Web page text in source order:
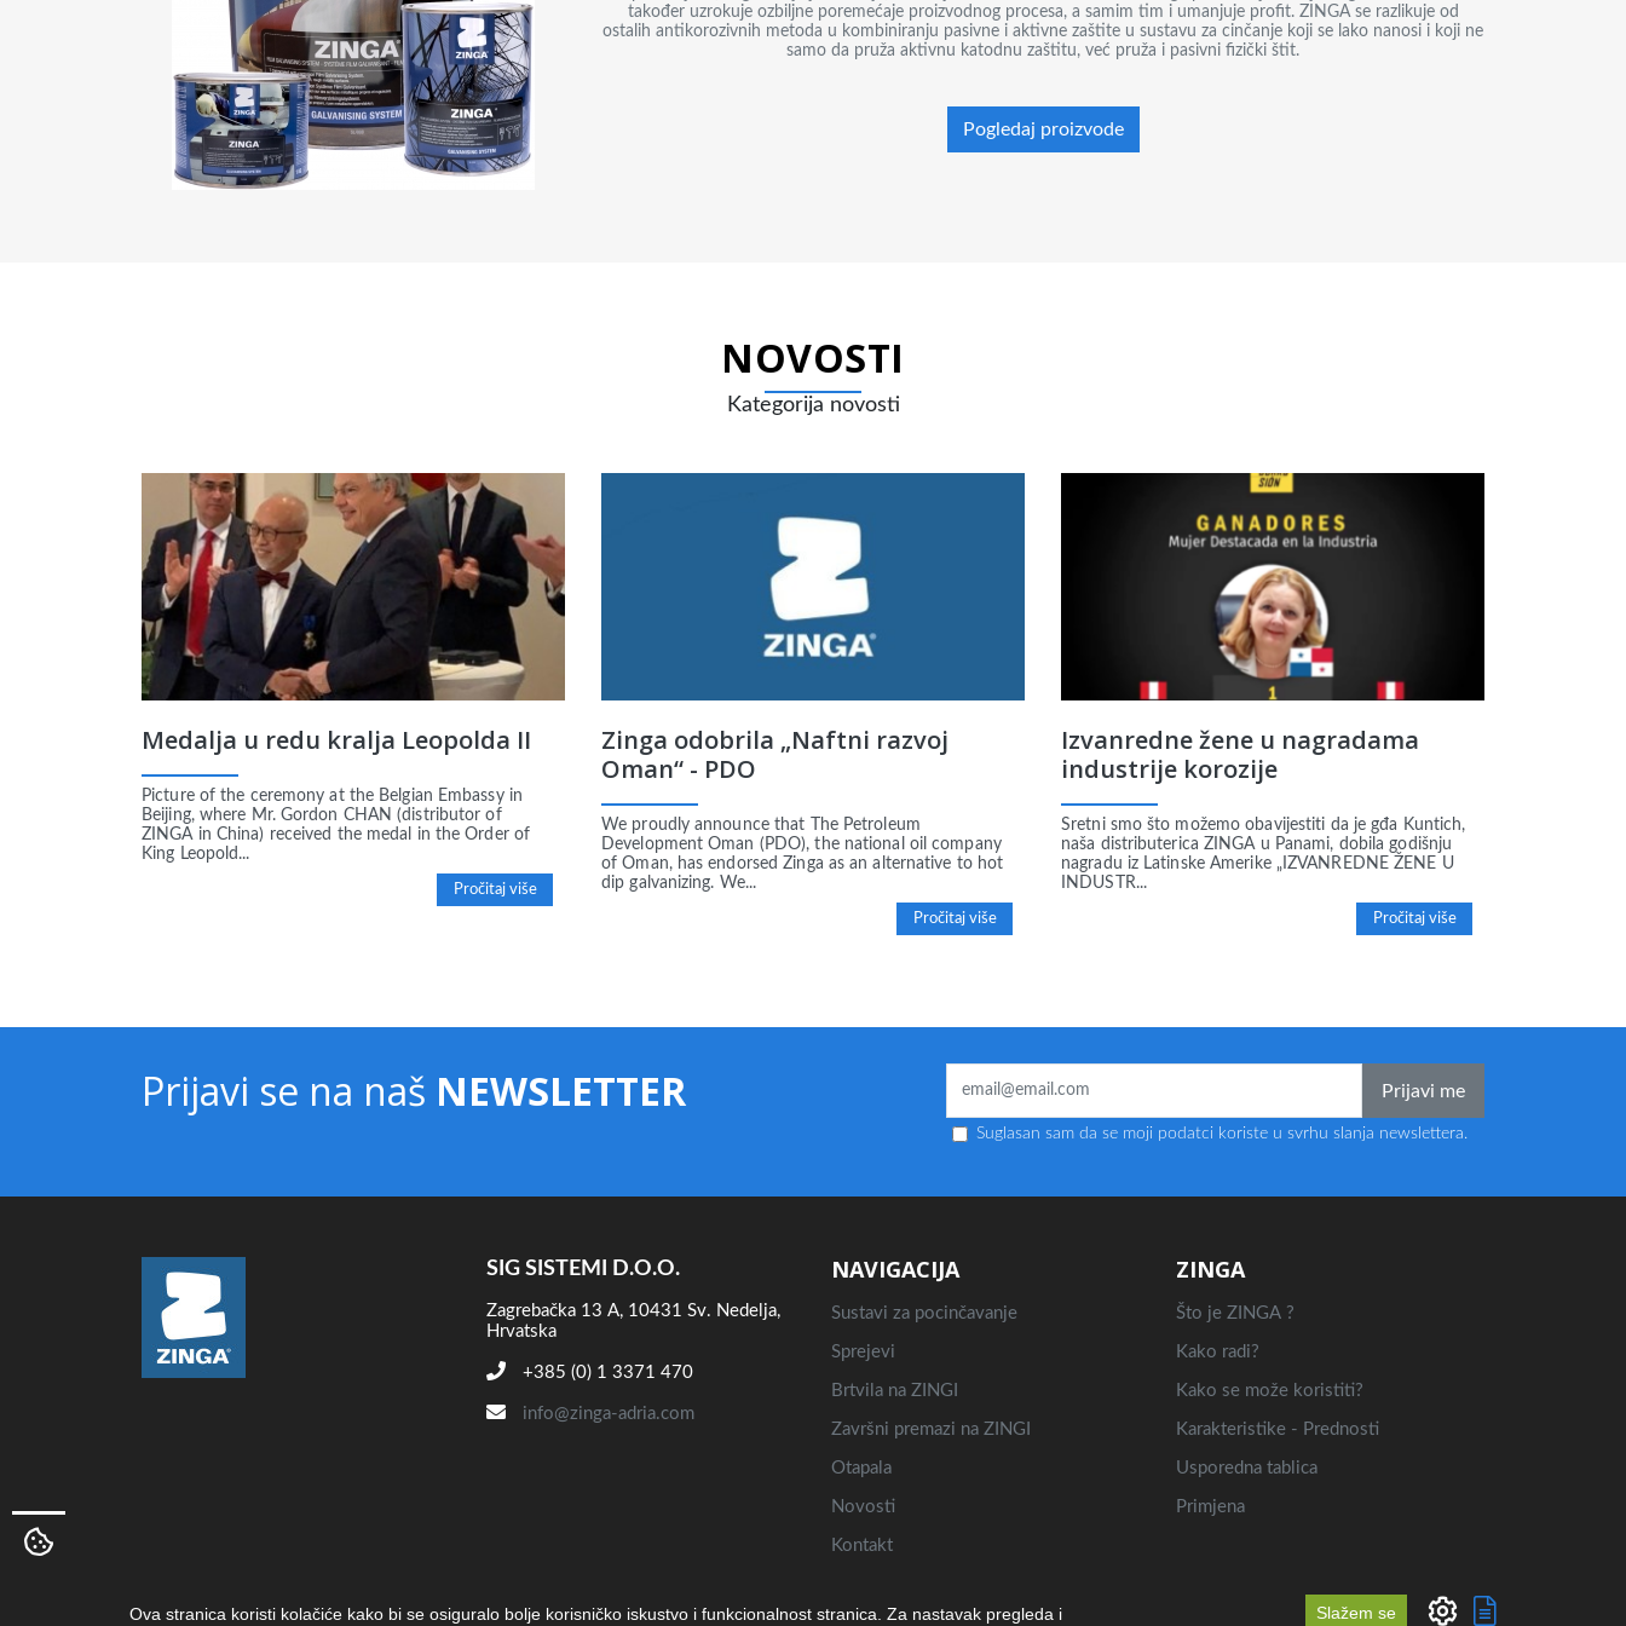
također uzrokuje ozbiljne poremećaje proizvodnog procesa, a samim tim i umanjuje profit. ZINGA se razlikuje od
ostalih antikorozivnih metoda u kombiniranju pasivne i aktivne zaštite u sustavu za cinčanje koji se lako nanosi i koji ne
samo da pruža aktivnu katodnu zaštitu, već pruža i pasivni fizički štit.
Pogledaj proizvode
NOVOSTI
Kategorija novosti
Medalja u redu kralja Leopolda II
Picture of the ceremony at the Belgian Embassy in
Beijing, where Mr. Gordon CHAN (distributor of
ZINGA in China) received the medal in the Order of
King Leopold...
Pročitaj više
Zinga odobrila „Naftni razvoj
Oman“ - PDO
We proudly announce that The Petroleum
Development Oman (PDO), the national oil company
of Oman, has endorsed Zinga as an alternative to hot
dip galvanizing. We...
Pročitaj više
Izvanredne žene u nagradama
industrije korozije
Sretni smo što možemo obavijestiti da je gđa Kuntich,
naša distributerica ZINGA u Panami, dobila godišnju
nagradu iz Latinske Amerike „IZVANREDNE ŽENE U
INDUSTR...
Pročitaj više
Prijavi se na naš NEWSLETTER Prijavi me
Suglasan sam da se moji podatci koriste u svrhu slanja newslettera.
SIG SISTEMI D.O.O.
Zagrebačka 13 A, 10431 Sv. Nedelja,
Hrvatska
+385 (0) 1 3371 470
info@zinga-adria.com
NAVIGACIJA
Sustavi za pocinčavanje
Sprejevi
Brtvila na ZINGI
Završni premazi na ZINGI
Otapala
Novosti
Kontakt
ZINGA
Što je ZINGA ?
Kako radi?
Kako se može koristiti?
Karakteristike - Prednosti
Usporedna tablica
Primjena
Ova stranica koristi kolačiće kako bi se osiguralo bolje korisničko iskustvo i funkcionalnost stranica. Za nastavak pregleda i Slažem se